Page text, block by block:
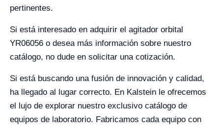
pertinentes.
Si está interesado en adquirir el agitador orbital
YR06056 o desea más información sobre nuestro
catálogo, no dude en solicitar una cotización.
Si está buscando una fusión de innovación y calidad,
ha llegado al lugar correcto. En Kalstein le ofrecemos
el lujo de explorar nuestro exclusivo catálogo de
equipos de laboratorio. Fabricamos cada equipo con